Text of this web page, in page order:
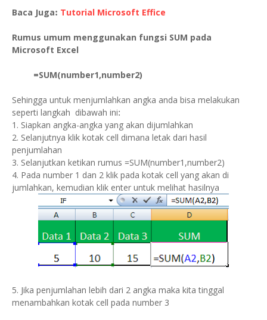
Baca Juga: Tutorial Microsoft Effice
Rumus umum menggunakan fungsi SUM pada
Microsoft Excel
=SUM(number1,number2)
Sehingga untuk menjumlahkan angka anda bisa melakukan
seperti langkah dibawah ini:
1. Siapkan angka-angka yang akan dijumlahkan
2. Selanjutnya klik kotak cell dimana letak dari hasil
penjumlahan
3. Selanjutkan ketikan rumus =SUM(number1,number2)
4. Pada number 1 dan 2 klik pada kotak cell yang akan di
jumlahkan, kemudian klik enter untuk melihat hasilnya
5. Jika penjumlahan lebih dari 2 angka maka kita tinggal
menambahkan kotak cell pada number 3